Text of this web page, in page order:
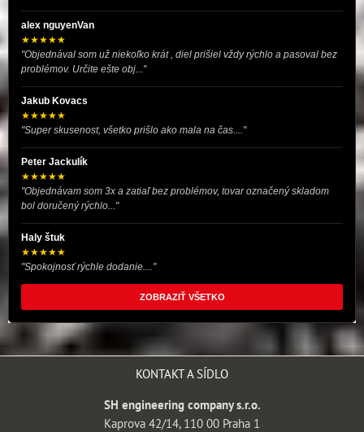
alex nguyenVan
★★★★★
"Objednával som už niekoľko krát , diel prišiel vždy rýchlo a pasoval bez
problémov. Určite ešte obj..."
Jakub Kovacs
★★★★★
"Super skusenost, všetko prišlo ako mala na čas...."
Peter Jackulík
★★★★★
"Objednávam som 3x a zatiaľ bez problémov, tovar označený skladom
bol doručený rýchlo..."
Haly štuk
★★★★★
"Spokojnosť rýchle dodanie...."
ZOBRAZIŤ VŠETKO
KONTAKT A SÍDLO
SH engineering company s.r.o.
Kaprova 42/14, 110 00 Praha 1